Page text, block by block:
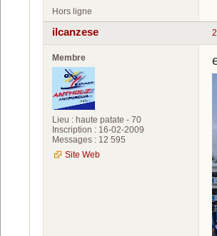
Hors ligne
ilcanzese
Membre
Lieu : haute patate - 70
Inscription : 16-02-2009
Messages : 12 595
Site Web